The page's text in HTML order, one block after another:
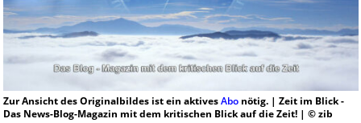
Zur Ansicht des Originalbildes ist ein aktivesAbonötig. | Zeit im Blick -
Das News-Blog-Magazin mit dem kritischen Blick auf die Zeit! | © zib